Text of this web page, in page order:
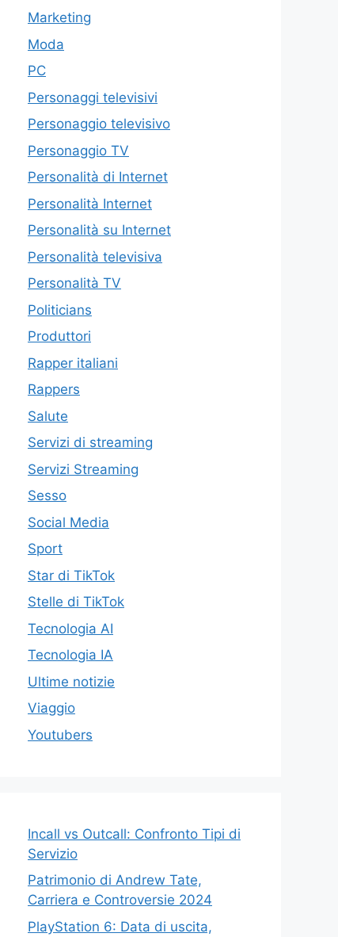
Marketing
Moda
PC
Personaggi televisivi
Personaggio televisivo
Personaggio TV
Personalità di Internet
Personalità Internet
Personalità su Internet
Personalità televisiva
Personalità TV
Politicians
Produttori
Rapper italiani
Rappers
Salute
Servizi di streaming
Servizi Streaming
Sesso
Social Media
Sport
Star di TikTok
Stelle di TikTok
Tecnologia AI
Tecnologia IA
Ultime notizie
Viaggio
Youtubers
Incall vs Outcall: Confronto Tipi di
Servizio
Patrimonio di Andrew Tate,
Carriera e Controversie 2024
PlayStation 6: Data di uscita,